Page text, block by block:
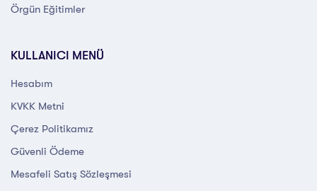
Örgün Eğitimler
KULLANICI MENÜ
Hesabım
KVKK Metni
Çerez Politikamız
Güvenli Ödeme
Mesafeli Satış Sözleşmesi